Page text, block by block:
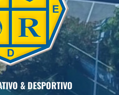
& DESPORTIVO